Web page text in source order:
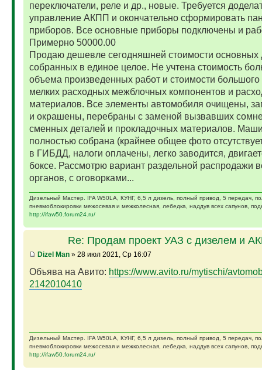
переключатели, реле и др., новые. Требуется
управление АКПП и окончательно сформировать
приборов. Все основные приборы подключены и
Примерно 50000.00
Продаю дешевле сегодняшней стоимости основных
собранных в единое целое. Не учтена стоимость
объема произведенных работ и стоимости большого
мелких расходных межблочных компонентов и
материалов. Все элементы автомобиля очищены,
и окрашены, перебраны с заменой вызвавших
сменных деталей и прокладочных материалов.
полностью собрана (крайнее общее фото
в ГИБДД, налоги оплачены, легко заводится,
боксе. Рассмотрю вариант раздельной распродажи
органов, с оговорками...
Дизельный Мастер. IFA W50LA, КУНГ, 6,5 л дизель, полный привод, 5 передач,
пневмоблокировки межосевая и межколесная, лебедка, наддув всех сапунов,
http://ifaw50.forum24.ru/
Re: Продам проект УАЗ с дизелем и
Dizel Man» 28 июл 2021, Ср 16:07
Объява на Авито: https://www.avito.ru/mytischi/
2142010410
Дизельный Мастер. IFA W50LA, КУНГ, 6,5 л дизель, полный привод, 5 передач,
пневмоблокировки межосевая и межколесная, лебедка, наддув всех сапунов,
http://ifaw50.forum24.ru/